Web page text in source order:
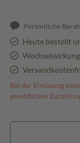
Persönliche
Heute bestellt
Bei der Einlösung
gesetzlichen